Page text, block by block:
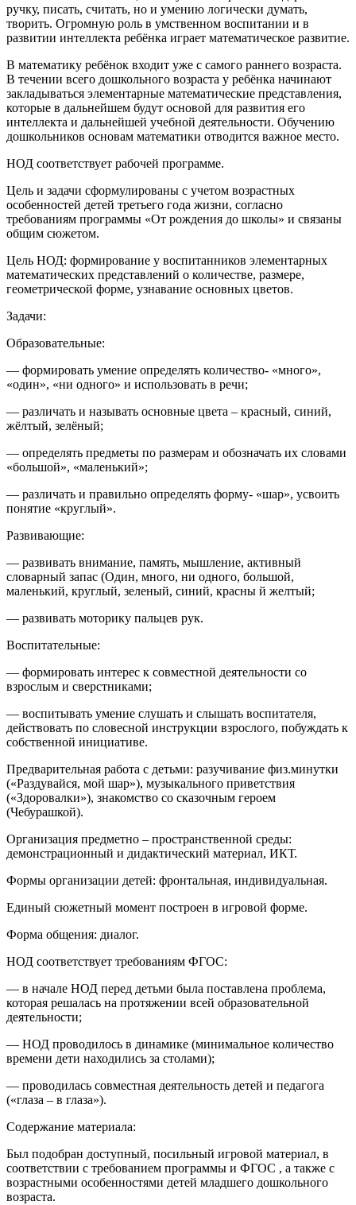
ручку, писать, считать, но и умению логически думать,
творить. Огромную роль в умственном воспитании и в
развитии интеллекта ребёнка играет математическое развитие.
В математику ребёнок входит уже с самого раннего возраста.
В течении всего дошкольного возраста у ребёнка начинают
закладываться элементарные математические представления,
которые в дальнейшем будут основой для развития его
интеллекта и дальнейшей учебной деятельности. Обучению
дошкольников основам математики отводится важное место.
НОД соответствует рабочей программе.
Цель и задачи сформулированы с учетом возрастных
особенностей детей третьего года жизни, согласно
требованиям программы «От рождения до школы» и связаны
общим сюжетом.
Цель НОД: формирование у воспитанников элементарных
математических представлений о количестве, размере,
геометрической форме, узнавание основных цветов.
Задачи:
Образовательные:
— формировать умение определять количество- «много»,
«один», «ни одного» и использовать в речи;
— различать и называть основные цвета – красный, синий,
жёлтый, зелёный;
— определять предметы по размерам и обозначать их словами
«большой», «маленький»;
— различать и правильно определять форму- «шар», усвоить
понятие «круглый».
Развивающие:
— развивать внимание, память, мышление, активный
словарный запас (Один, много, ни одного, большой,
маленький, круглый, зеленый, синий, красны й желтый;
— развивать моторику пальцев рук.
Воспитательные:
— формировать интерес к совместной деятельности со
взрослым и сверстниками;
— воспитывать умение слушать и слышать воспитателя,
действовать по словесной инструкции взрослого, побуждать к
собственной инициативе.
Предварительная работа с детьми: разучивание физ.минутки
(«Раздувайся, мой шар»), музыкального приветствия
(«Здоровалки»), знакомство со сказочным героем
(Чебурашкой).
Организация предметно – пространственной среды:
демонстрационный и дидактический материал, ИКТ.
Формы организации детей: фронтальная, индивидуальная.
Единый сюжетный момент построен в игровой форме.
Форма общения: диалог.
НОД соответствует требованиям ФГОС:
— в начале НОД перед детьми была поставлена проблема,
которая решалась на протяжении всей образовательной
деятельности;
— НОД проводилось в динамике (минимальное количество
времени дети находились за столами);
— проводилась совместная деятельность детей и педагога
(«глаза – в глаза»).
Содержание материала:
Был подобран доступный, посильный игровой материал, в
соответствии с требованием программы и ФГОС , а также с
возрастными особенностями детей младшего дошкольного
возраста.